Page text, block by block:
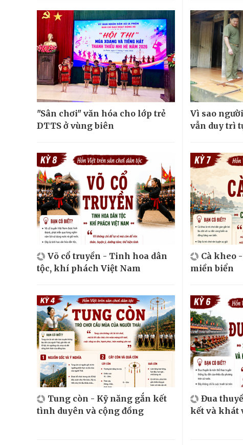
"Sân chơi" văn hóa cho lớp trẻ
DTTS ở vùng biên
Vì sao
vẫn duy trì
Võ cổ truyền - Tinh hoa dân
tộc, khí phách Việt Nam
Cà kheo
miền biển
Tung còn - Kỹ năng gắn kết
tình duyên và cộng đồng
Đua
kết và khát